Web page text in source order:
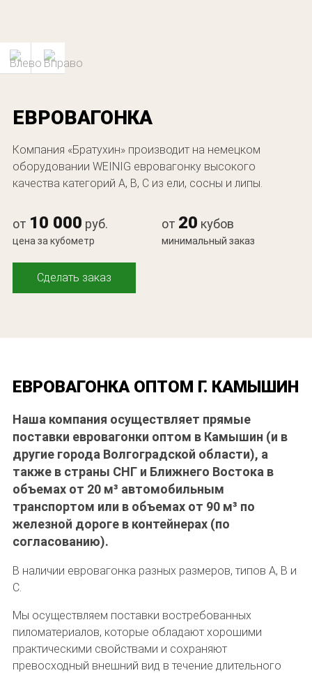
ЕВРОВАГОНКА
Компания «Братухин» производит на немецком
оборудовании WEINIG евровагонку высокого
качества категорий А, В, С из ели, сосны и липы.
от 10 000 руб.
цена за кубометр
от 20 кубов
минимальный заказ
Сделать заказ
ЕВРОВАГОНКА ОПТОМ Г. КАМЫШИН
Наша компания осуществляет прямые
поставки евровагонки оптом в Камышин (и в
другие города Волгоградской области), а
также в страны СНГ и Ближнего Востока в
объемах от 20 м³ автомобильным
транспортом или в объемах от 90 м³ по
железной дороге в контейнерах (по
согласованию).
В наличии евровагонка разных размеров, типов A, B и
C.
Мы осуществляем поставки востребованных
пиломатериалов, которые обладают хорошими
практическими свойствами и сохраняют
превосходный внешний вид в течение длительного